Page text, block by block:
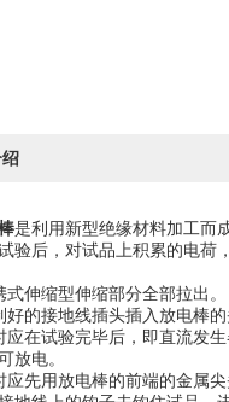
是利用新型绝缘材料加工而
验后，对试品上积累的电荷
式伸缩型伸缩部分全部拉
好的接地线插头插入放电
应在试验完毕后，即直流发
可放电。
应先用放电棒的前端的金属